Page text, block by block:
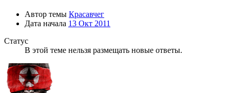
Автор темы Красавчег
Дата начала 13 Окт 2011
Статус
В этой теме нельзя размещать новые ответы.